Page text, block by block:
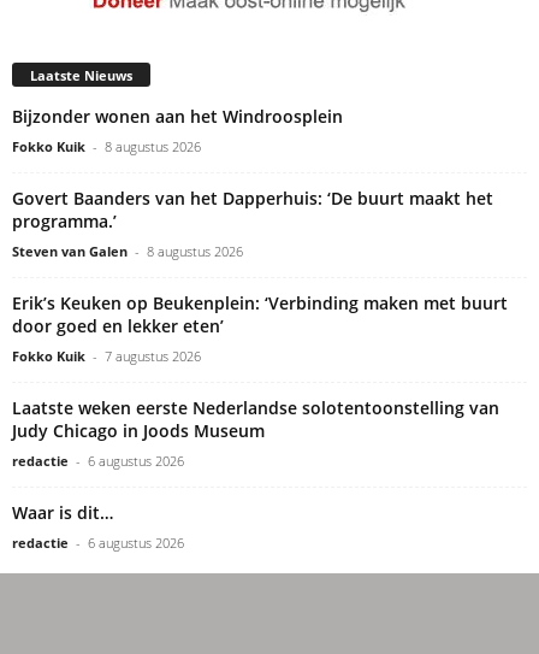
Laatste Nieuws
Bijzonder wonen aan het Windroosplein
Fokko Kuik - 8 augustus 2026
Govert Baanders van het Dapperhuis: ‘De buurt maakt het
programma.’
Steven van Galen - 8 augustus 2026
Erik’s Keuken op Beukenplein: ‘Verbinding maken met buurt
door goed en lekker eten’
Fokko Kuik - 7 augustus 2026
Laatste weken eerste Nederlandse solotentoonstelling van
Judy Chicago in Joods Museum
redactie - 6 augustus 2026
Waar is dit…
redactie - 6 augustus 2026